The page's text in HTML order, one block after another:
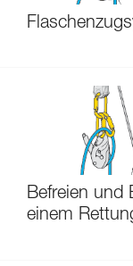
Befreien und
einem